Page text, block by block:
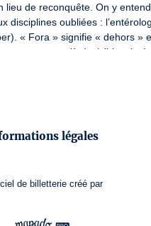
lieu de reconquête. On y
disciplines oubliées :
« Fora » signifie « dehors
murs restent là. Invisibles,
en un acte de résistance
INTERPRÉTATION : ALICE
À LA STRUCTURATION
légales
de billetterie créé par